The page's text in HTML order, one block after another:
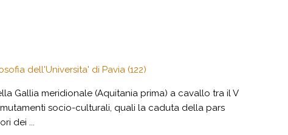
dell'Universita' di Pavia (122)
Gallia meridionale (Aquitania prima) a cavallo tra il V
socio-culturali, quali la caduta della pars
dei ...